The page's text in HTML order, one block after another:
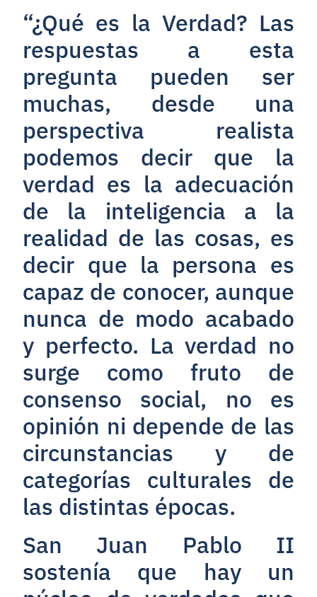
“¿Qué es la Verdad? Las
respuestas a esta
pregunta pueden ser
muchas, desde una
perspectiva realista
podemos decir que la
verdad es la adecuación
de la inteligencia a la
realidad de las cosas, es
decir que la persona es
capaz de conocer, aunque
nunca de modo acabado
y perfecto. La verdad no
surge como fruto de
consenso social, no es
opinión ni depende de las
circunstancias y de
categorías culturales de
las distintas épocas.
San Juan Pablo II
sostenía que hay un